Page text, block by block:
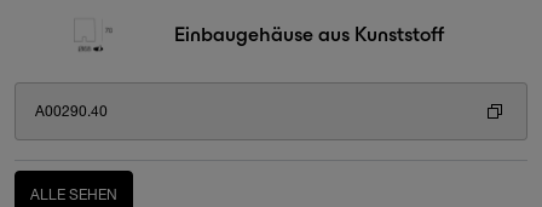
Einbaugehäuse aus Kunststoff
A00290.40
ALLE SEHEN